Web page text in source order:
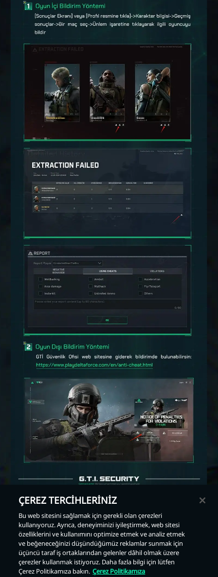
Geri
ÇEREZ TERCİHLERİNİZ
Bu web sitesini sağlamak için gerekli olan çerezleri
kullanıyoruz. Ayrıca, deneyiminizi iyileştirmek, web sitesi
özelliklerini ve kullanımını optimize etmek ve analiz etmek
ve beğeneceğinizi düşündüğümüz reklamlar sunmak için
üçüncü taraf iş ortaklarından gelenler dâhil olmak üzere
çerezler kullanmak istiyoruz. Daha fazla bilgi için lütfen
Çerez Politikamıza bakın. Çerez Politikamıza